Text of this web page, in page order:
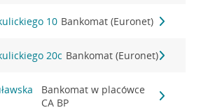
10 Bankomat (Euronet)
20c Bankomat (Euronet)
Bankomat w placówce
CA BP